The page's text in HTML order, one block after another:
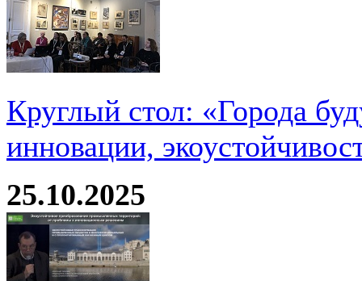
Круглый стол: «Города
инновации,
25.10.2025